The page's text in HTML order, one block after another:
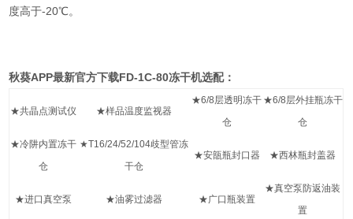
度高于-20℃。
秋葵APP最新官方下载FD-1C-80冻干机选配：
★共晶点测试仪 ★样品温度监视器
★6/8层透明冻干
仓
★6/8层外挂瓶冻干
仓
★冷阱内置冻干
仓
★T16/24/52/104歧型管冻
干仓
★安瓿瓶封口器 ★西林瓶封盖器
★进口真空泵 ★油雾过滤器 ★广口瓶装置
★真空泵防返油装
置